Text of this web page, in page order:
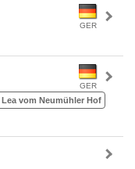
GER
GER
Lea vom Neumühler Hof